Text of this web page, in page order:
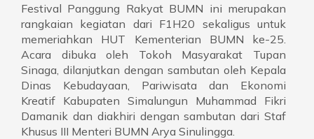
Festival Panggung Rakyat BUMN ini merupakan
rangkaian kegiatan dari F1H20 sekaligus untuk
memeriahkan HUT Kementerian BUMN ke-25.
Acara dibuka oleh Tokoh Masyarakat Tupan
Sinaga, dilanjutkan dengan sambutan oleh Kepala
Dinas Kebudayaan, Pariwisata dan Ekonomi
Kreatif Kabupaten Simalungun Muhammad Fikri
Damanik dan diakhiri dengan sambutan dari Staf
Khusus III Menteri BUMN Arya Sinulingga.